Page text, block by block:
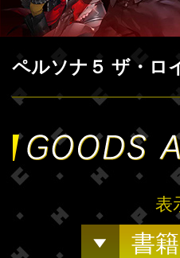
ペルソナ５ ザ・ロ
表
書籍